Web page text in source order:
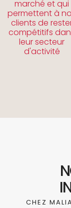
marché et qui
permettent à
clients de
compétitifs
leur secteur
d'activité
CHEZ